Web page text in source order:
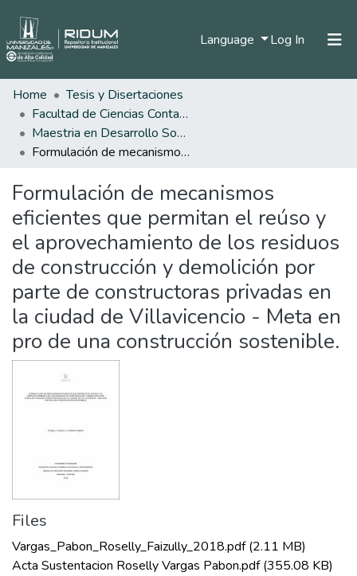
Language Log In (current)
Home
Tesis y Disertaciones
Facultad de Ciencias Contables Económicas y Administrativas
Maestria en Desarrollo Sostenible y Medio Ambiente
Formulación de mecanismos eficientes que permitan el reúso y el aprovechamiento de los residuos de construcción y demolición por parte de constructoras privadas en la ciudad de Villavicencio - Meta en pro de una construcción sostenible.
Formulación de mecanismos
eficientes que permitan el reúso y
el aprovechamiento de los residuos
de construcción y demolición por
parte de constructoras privadas en
la ciudad de Villavicencio - Meta en
pro de una construcción sostenible.
Files
Vargas_Pabon_Roselly_Faizully_2018.pdf(2.11 MB)
Acta Sustentacion Roselly Vargas Pabon.pdf(355.08 KB)